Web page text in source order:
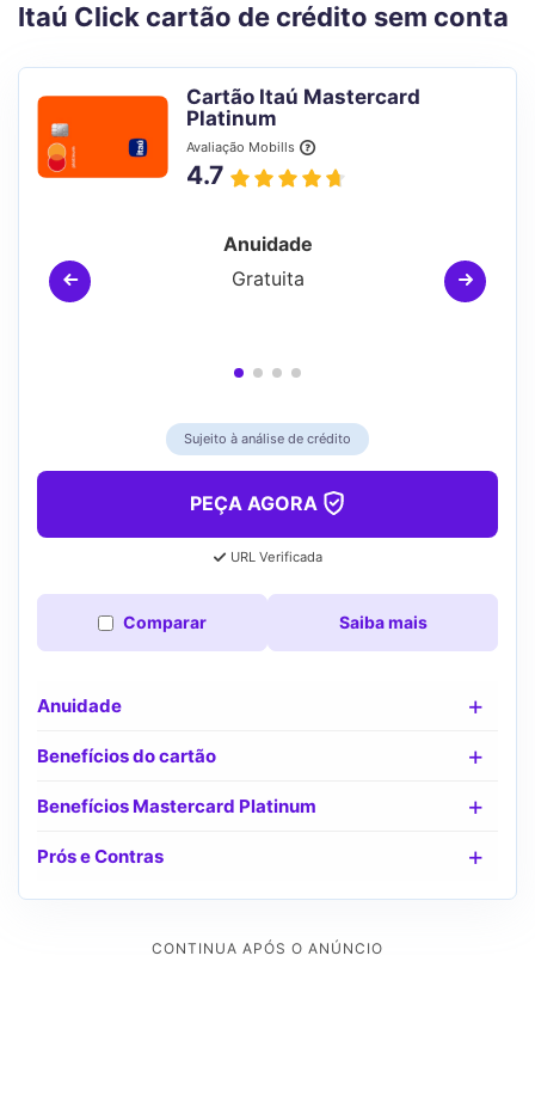
Itaú Click cartão de crédito sem conta
Cartão Itaú Mastercard
Platinum
Avaliação Mobills
4.7
Anuidade
Gratuita
Sujeito à análise de crédito
PEÇA AGORA
URL Verificada
Comparar Saiba mais
Anuidade
Benefícios do cartão
Benefícios Mastercard Platinum
Prós e Contras